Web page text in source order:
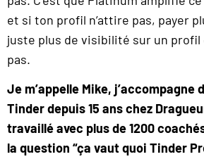
et si ton profil n’attire pas, payer
juste plus de visibilité sur un
pas.
Je m’appelle Mike, j’accompagne
Tinder depuis 15 ans chez
travaillé avec plus de 1200
la question “ça vaut quoi Tinder